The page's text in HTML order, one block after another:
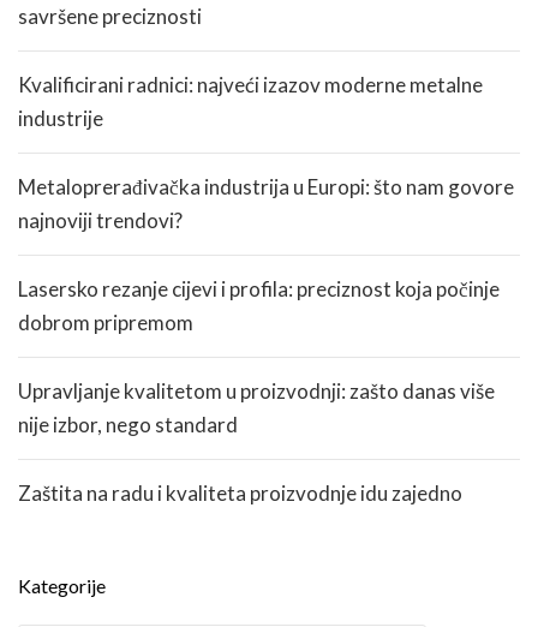
savršene preciznosti
Kvalificirani radnici: najveći izazov moderne metalne
industrije
Metaloprerađivačka industrija u Europi: što nam govore
najnoviji trendovi?
Lasersko rezanje cijevi i profila: preciznost koja počinje
dobrom pripremom
Upravljanje kvalitetom u proizvodnji: zašto danas više
nije izbor, nego standard
Zaštita na radu i kvaliteta proizvodnje idu zajedno
Kategorije